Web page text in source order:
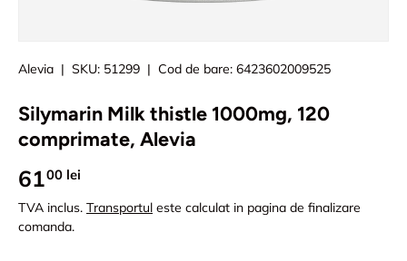
Alevia | SKU: 51299 | Cod de bare: 6423602009525
Silymarin Milk thistle 1000mg, 120
comprimate, Alevia
6100 lei
TVA inclus. Transportul este calculat in pagina de finalizare
comanda.